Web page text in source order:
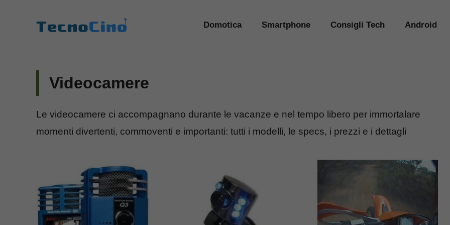
Domotica Smartphone Consigli Tech Android
Videocamere
Le videocamere ci accompagnano durante le vacanze e nel tempo libero per immortalare
momenti divertenti, commoventi e importanti: tutti i modelli, le specs, i prezzi e i dettagli